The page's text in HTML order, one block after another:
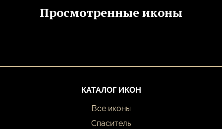
Просмотренные иконы
КАТАЛОГ ИКОН
Все иконы
Спаситель